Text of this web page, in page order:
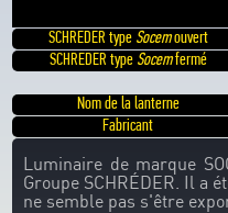
SCHREDER type Socemouvert
SCHREDER type Socemfermé
Nom de la lanterne
Fabricant
Luminaire de marque
Groupe SCHRÉDER. Il a
ne semble pas s'être